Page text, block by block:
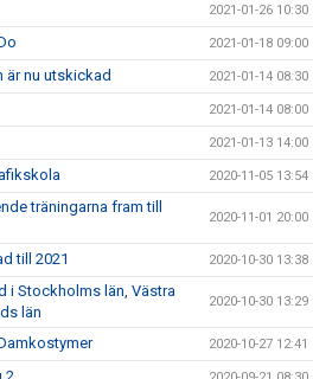
2021-01-26 10:30
2021-01-18 09:00
är nu utskickad 2021-01-14 08:30
2021-01-14 08:00
2021-01-13 14:00
2020-11-05 13:54
träningarna fram till
2020-11-01 20:00
till 2021 2020-10-30 13:38
i Stockholms län, Västra
län
2020-10-30 13:29
2020-10-27 12:41